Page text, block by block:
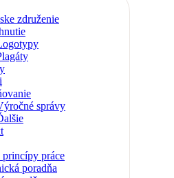
združenie
správy
práce
poradňa